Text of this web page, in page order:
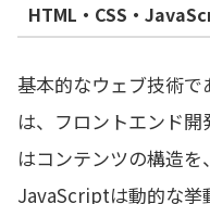
HTML・CSS・
基本的なウェブ技術
は、フロントエンド
はコンテンツの構造を
JavaScriptは動的な挙